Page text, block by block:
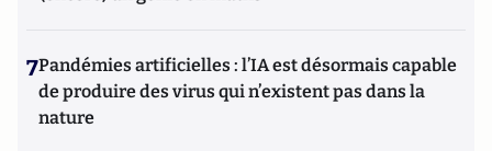
7Pandémies artificielles : l’IA est désormais capable
de produire des virus qui n’existent pas dans la
nature